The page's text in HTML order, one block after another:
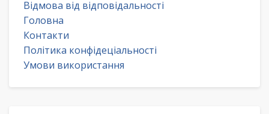
Відмова від відповідальності
Головна
Контакти
Політика конфідеціальності
Умови використання